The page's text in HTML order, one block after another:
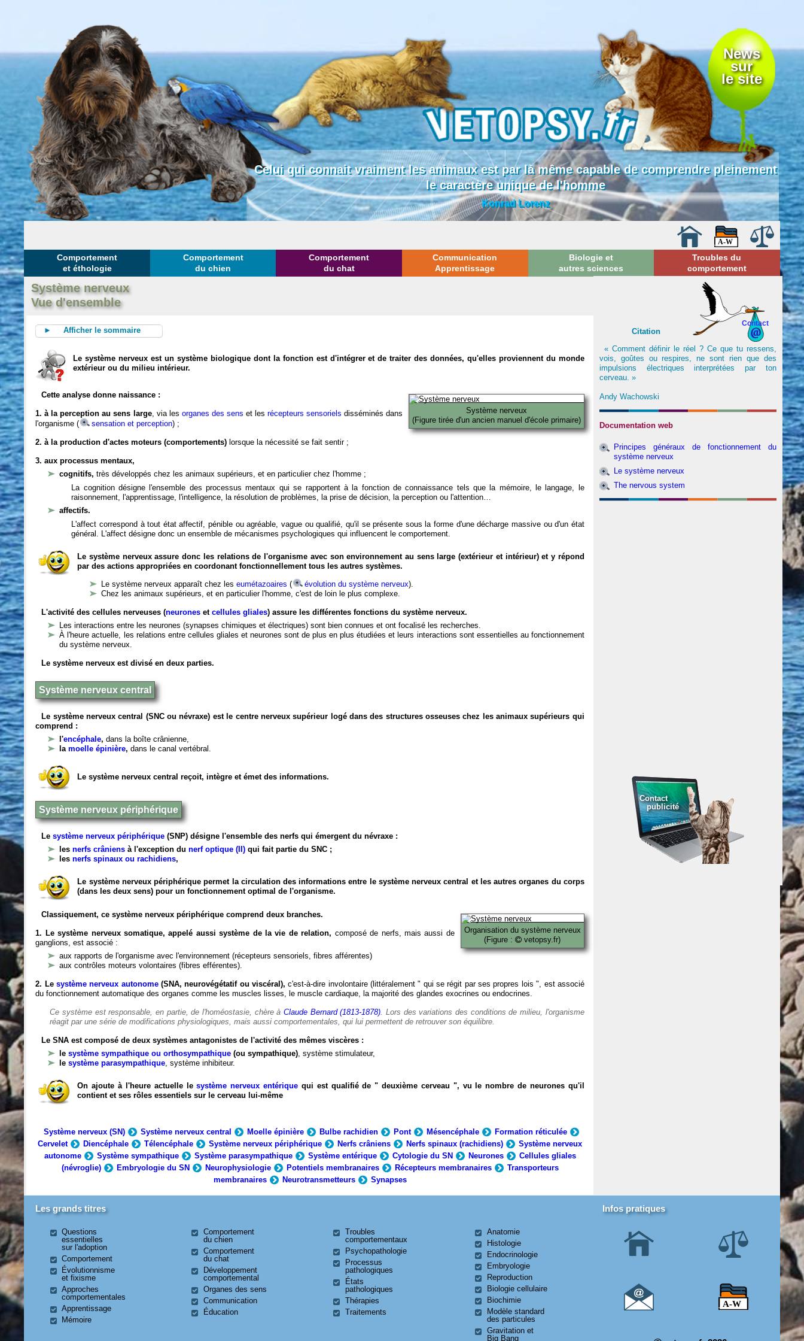
News
sur
le site
Celui qui connait vraiment les animaux est par là même capable de comprendre pleinement
le caractère unique de l'homme
Konrad Lorenz
Comportement
et éthologie
Comportement
du chien
Comportement
du chat
Communication
Apprentissage
Biologie et
autres sciences
Troubles du
comportement
Système nerveux
Vue d'ensemble
► Afficher le sommaire
Le système nerveux est un système biologique dont la fonction est d'intégrer et de traiter des données, qu'elles proviennent du monde
extérieur ou du milieu intérieur.
Système nerveux
(Figure tirée d'un ancien manuel d'école primaire)
Cette analyse donne naissance :
1. à la perception au sens large, via les organes des sens et les récepteurs sensoriels disséminés dans
l'organisme (
sensation et perception) ;
2. à la production d'actes moteurs (comportements) lorsque la nécessité se fait sentir ;
3. aux processus mentaux,
cognitifs,très développés chez les animaux supérieurs, et en particulier chez l'homme ;
La cognition désigne l'ensemble des processus mentaux qui se rapportent à la fonction de connaissance tels que la mémoire, le langage, le
raisonnement, l'apprentissage, l'intelligence, la résolution de problèmes, la prise de décision, la perception ou l'attention…
affectifs.
L'affect correspond à tout état affectif, pénible ou agréable, vague ou qualifié, qu'il se présente sous la forme d'une décharge massive ou d'un état
général. L'affect désigne donc un ensemble de mécanismes psychologiques qui influencent le comportement.
Le système nerveux assure donc les relations de l'organisme avec son environnement au sens large (extérieur et intérieur) et y répond
par des actions appropriées en coordonant fonctionnellement tous les autres systèmes.
Le système nerveux apparaît chez leseumétazoaires ( évolution du système nerveux).
Chez les animaux supérieurs, et en particulier l'homme, c'est de loin le plus complexe.
L'activité des cellules nerveuses (neurones etcellules gliales) assure les différentes fonctions du système nerveux.
Les interactions entre les neurones (synapses chimiques et électriques) sont bien connues et ont focalisé les recherches.
À l'heure actuelle, les relations entre cellules gliales et neurones sont de plus en plus étudiées et leurs interactions sont essentielles au fonctionnement
du système nerveux.
Le système nerveux est divisé en deux parties.
Système nerveux central
Le système nerveux central (SNC ou névraxe) est le centre nerveux supérieur logé dans des structures osseuses chez les animaux supérieurs qui
comprend :
l'encéphale,dans la boîte crânienne,
lamoelle épinière,dans le canal vertébral.
Le système nerveux central reçoit, intègre et émet des informations.
Système nerveux périphérique
Lesystème nerveux périphérique (SNP) désigne l'ensemble des nerfs qui émergent du névraxe :
lesnerfs crâniens à l'exception du nerf optique (II) qui fait partie du SNC ;
lesnerfs spinaux ou rachidiens,
Le système nerveux périphérique permet la circulation des informations entre le système nerveux central et les autres organes du corps
(dans les deux sens) pour un fonctionnement optimal de l'organisme.
Organisation du système nerveux
(Figure :
vetopsy.fr)
Classiquement, ce système nerveux périphérique comprend deux branches.
1. Le système nerveux somatique, appelé aussi système de la vie de relation, composé de nerfs, mais aussi de
ganglions, est associé :
aux rapports de l'organisme avec l'environnement (récepteurs sensoriels, fibres afférentes)
aux contrôles moteurs volontaires (fibres efférentes).
2. Le système nerveux autonome(SNA, neurovégétatif ou viscéral), c'est-à-dire involontaire (littéralement " qui se régit par ses propres lois ", est associé
du fonctionnement automatique des organes comme les muscles lisses, le muscle cardiaque, la majorité des glandes exocrines ou endocrines.
Ce système est responsable, en partie, de l'homéostasie, chère àClaude Bernard (1813-1878). Lors des variations des conditions de milieu, l'organisme
réagit par une série de modifications physiologiques, mais aussi comportementales, qui lui permettent de retrouver son équilibre.
Le SNA est composé de deux systèmes antagonistes de l'activité des mêmes viscères :
lesystème sympathique ou orthosympathique (ou sympathique), système stimulateur,
lesystème parasympathique, système inhibiteur.
On ajoute à l'heure actuelle lesystème nerveux entérique qui est qualifié de " deuxième cerveau ", vu le nombre de neurones qu'il
contient et ses rôles essentiels sur le cerveau lui-même
Système nerveux (SN) Système nerveux central Moelle épinière Bulbe rachidien Pont Mésencéphale
Formation réticulée
Cervelet
Diencéphale Télencéphale Système nerveux périphérique Nerfs crâniens Nerfs spinaux (rachidiens)
Système nerveux
autonome
Système sympathique Système parasympathique Système entérique Cytologie du SN Neurones
Cellules gliales
(névroglie)
Embryologie du SN Neurophysiologie Potentiels membranaires Récepteurs membranaires
Transporteurs
membranaires
Neurotransmetteurs Synapses
Contact
Citation
« Comment définir le réel ? Ce que tu ressens,
vois, goûtes ou respires, ne sont rien que des
impulsions électriques interprétées par ton
cerveau. »
Andy Wachowski
Documentation web
Principes généraux de fonctionnement du
système nerveux
Le système nerveux
The nervous system
Contact
publicité
Les grands titres
Questions
essentielles
sur l'adoption
Comportement
Évolutionnisme
et fixisme
Approches
comportementales
Apprentissage
Mémoire
Comportement
du chien
Comportement
du chat
Développement
comportemental
Organes des sens
Communication
Éducation
Troubles
comportementaux
Psychopathologie
Processus
pathologiques
États
pathologiques
Thérapies
Traitements
Anatomie
Histologie
Endocrinologie
Embryologie
Reproduction
Biologie cellulaire
Biochimie
Modèle standard
des particules
Gravitation et
Big Bang
Infos pratiques